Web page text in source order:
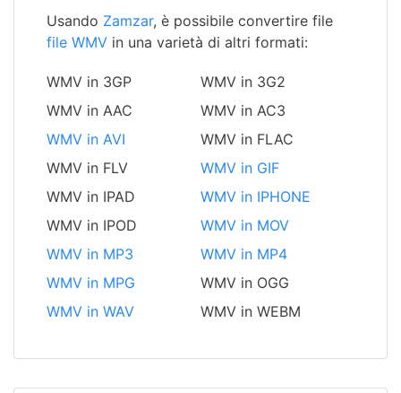
Usando Zamzar, è possibile convertire file
file WMV in una varietà di altri formati:
WMV in 3GP
WMV in 3G2
WMV in AAC
WMV in AC3
WMV in AVI
WMV in FLAC
WMV in FLV
WMV in GIF
WMV in IPAD
WMV in IPHONE
WMV in IPOD
WMV in MOV
WMV in MP3
WMV in MP4
WMV in MPG
WMV in OGG
WMV in WAV
WMV in WEBM